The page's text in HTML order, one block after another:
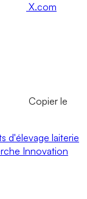
X.com
Copier le
d'élevage laiterie
Innovation